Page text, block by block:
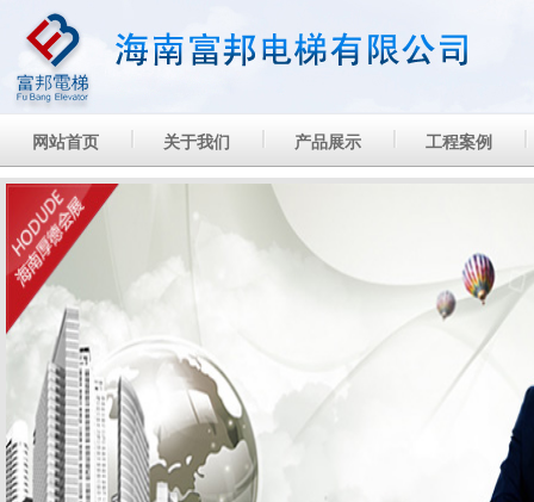
网站首页 关于我们 产品展示 工程案例